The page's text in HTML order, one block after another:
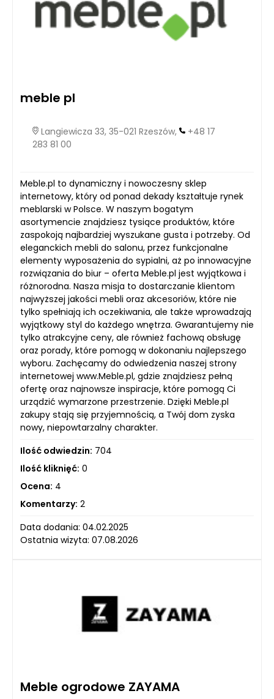
meble pl
Langiewicza 33, 35-021 Rzeszów,
+48 17
283 81 00
Meble.pl to dynamiczny i nowoczesny sklep
internetowy, który od ponad dekady kształtuje rynek
meblarski w Polsce. W naszym bogatym
asortymencie znajdziesz tysiące produktów, które
zaspokoją najbardziej wyszukane gusta i potrzeby. Od
eleganckich mebli do salonu, przez funkcjonalne
elementy wyposażenia do sypialni, aż po innowacyjne
rozwiązania do biur – oferta Meble.pl jest wyjątkowa i
różnorodna. Nasza misja to dostarczanie klientom
najwyższej jakości mebli oraz akcesoriów, które nie
tylko spełniają ich oczekiwania, ale także wprowadzają
wyjątkowy styl do każdego wnętrza. Gwarantujemy nie
tylko atrakcyjne ceny, ale również fachową obsługę
oraz porady, które pomogą w dokonaniu najlepszego
wyboru. Zachęcamy do odwiedzenia naszej strony
internetowej www.Meble.pl, gdzie znajdziesz pełną
ofertę oraz najnowsze inspiracje, które pomogą Ci
urządzić wymarzone przestrzenie. Dzięki Meble.pl
zakupy stają się przyjemnością, a Twój dom zyska
nowy, niepowtarzalny charakter.
Ilość odwiedzin: 704
Ilość kliknięć: 0
Ocena: 4
Komentarzy: 2
Data dodania: 04.02.2025
Ostatnia wizyta: 07.08.2026
Meble ogrodowe ZAYAMA